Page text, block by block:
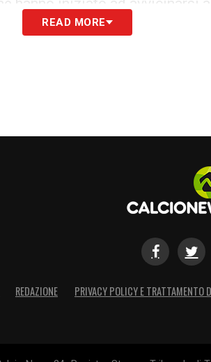
semifinaliste nel 2014 e
l’altra, provare a spezzare il
READ MORE
REDAZIONE PRIVACY POLICY E TRATTAMENTO